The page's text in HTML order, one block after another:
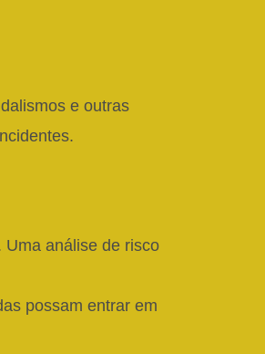
e outras
análise de risco
possam entrar em